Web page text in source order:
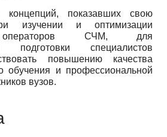
концепций, показавших свою
изучении и оптимизации
операторов СЧМ, для
подготовки специалистов
повышению качества
обучения и профессиональной
вузов.